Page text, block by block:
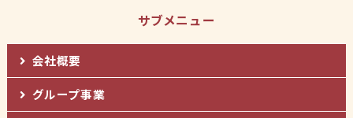
サブメニュー
会社概要
グループ事業